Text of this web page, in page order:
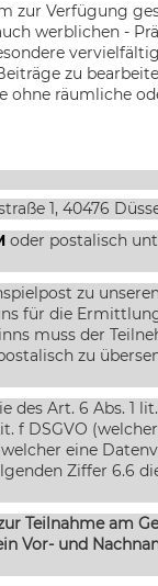
zur Verfügung
werblichen -
zu
räumliche
1, 40476
oder postalisch
zu
für die
muss der
zu
Art. 6 Abs. 1
f DSGVO
eine
Ziffer 6.6
Teilnahme am
Vor- und